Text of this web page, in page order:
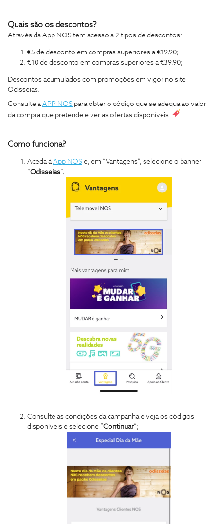
Quais são os descontos?
Através da App NOS tem acesso a 2 tipos de descontos:
€5 de desconto em compras superiores a €19,90;
€10 de desconto em compras superiores a €39,90;
Descontos acumulados com promoções em vigor no site
Odisseias.
Consulte aAPP NOS para obter o código que se adequa ao valor
da compra que pretende e ver as ofertas disponíveis.
Como funciona?
Aceda àApp NOS e, em “Vantagens”, selecione o banner
“Odisseias”,
Consulte as condições da campanha e veja os códigos
disponíveis e selecione “Continuar”;